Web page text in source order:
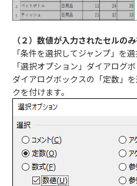
（２）数値が入力されたセルの
「条件を選択してジャンプ」を選
「選択オプション」ダイアログ
ダイアログボックスの「定数」
クを付けます。